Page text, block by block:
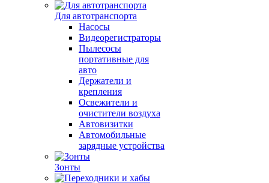
Для автотранспорта
Насосы
Видеорегистраторы
Пылесосы
портативные для
авто
Держатели и
крепления
Освежители и
очистители воздуха
Автовизитки
Автомобильные
зарядные устройства
Зонты